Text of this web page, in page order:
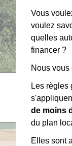
Vous
voulez
quelles
financer ?
Nous
Les règles
de moins
du plan
Elles sont